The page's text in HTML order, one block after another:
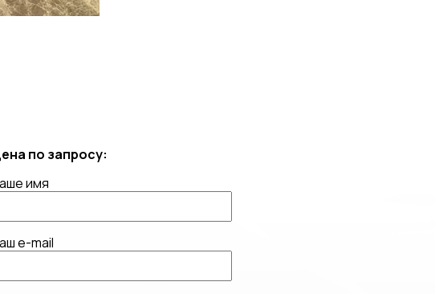
по запросу:
имя
e-mail